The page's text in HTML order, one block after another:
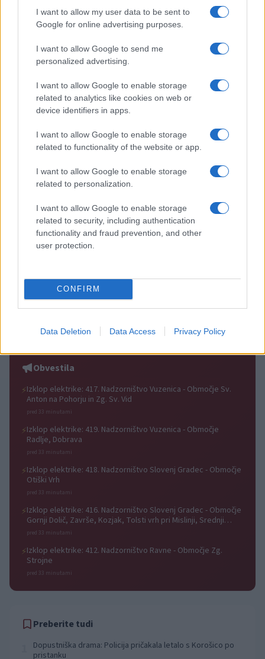
I want to allow my user data to be sent to
Google for online advertising purposes.
I want to allow Google to send me
personalized advertising.
I want to allow Google to enable storage
related to analytics like cookies on web or
device identifiers in apps.
I want to allow Google to enable storage
related to functionality of the website or app.
I want to allow Google to enable storage
related to personalization.
I want to allow Google to enable storage
related to security, including authentication
functionality and fraud prevention, and other
user protection.
CONFIRM
Data Deletion Data Access Privacy Policy
zabavne glasbe
vrati, zagotovite si svojo
vstopnico pravočasno
Aqualatio prilagojeno
vremenskim razmeram
Več iz kategorije Novice
Nevarna najdba v Dravogradu:
Odstranili 88-milimetrsko
granato
(VIDEO in FOTO) Novo padel
igrišče v Vuzenici: Naj se
dneva, v petek osvežitev
bazen v Slovenj Gradcu in na
Ravnah
Obvestila
⚡Izklop elektrike: 417. Nadzorništvo Vuzenica - Območje Sv.
Anton na Pohorju in Zg. Sv. Vid
pred 33 minutami
⚡Izklop elektrike: 419. Nadzorništvo Vuzenica - Območje
Radlje, Dobrava
pred 33 minutami
⚡Izklop elektrike: 418. Nadzorništvo Slovenj Gradec - Območje
Otiški Vrh
pred 33 minutami
⚡Izklop elektrike: 416. Nadzorništvo Slovenj Gradec - Območje
Gornji Dolič, Završe, Kozjak, Tolsti vrh pri Mislinji, Srednji
Dolič, Paka
pred 33 minutami
⚡Izklop elektrike: 412. Nadzorništvo Ravne - Območje Zg.
Strojne
pred 33 minutami
Preberite tudi
Dopustniška drama: Policija pričakala letalo s Korošico po
pristanku